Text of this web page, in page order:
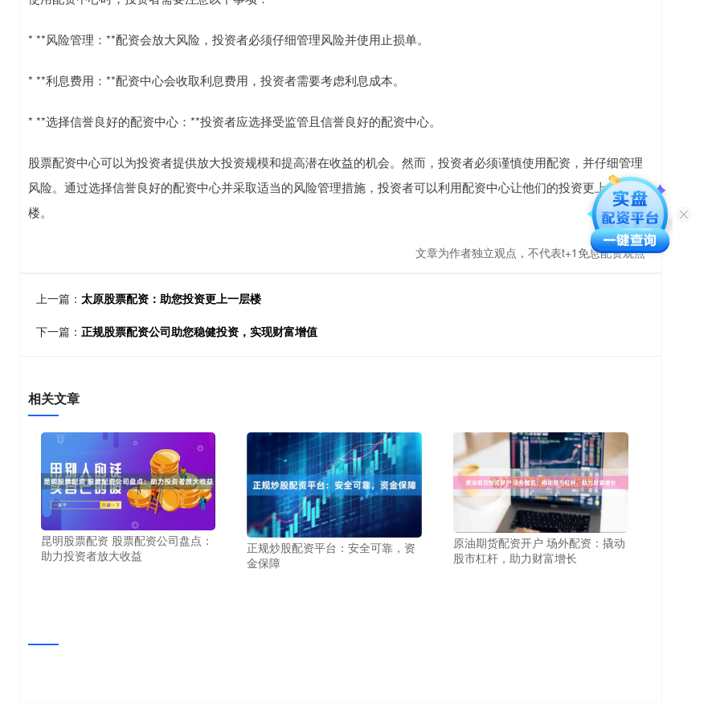
* **风险管理：**配资会放大风险，投资者必须仔细管理风险并使用止损单。
* **利息费用：**配资中心会收取利息费用，投资者需要考虑利息成本。
* **选择信誉良好的配资中心：**投资者应选择受监管且信誉良好的配资中心。
股票配资中心可以为投资者提供放大投资规模和提高潜在收益的机会。然而，投资者必须谨慎使用配资，并仔细管理
风险。通过选择信誉良好的配资中心并采取适当的风险管理措施，投资者可以利用配资中心让他们的投资更上一层
楼。
文章为作者独立观点，不代表t+1免息配资观点
上一篇： 太原股票配资：助您投资更上一层楼
下一篇： 正规股票配资公司助您稳健投资，实现财富增值
相关文章
昆明股票配资 股票配资公司盘点：
助力投资者放大收益
正规炒股配资平台：安全可靠，资
金保障
原油期货配资开户 场外配资：撬动
股市杠杆，助力财富增长